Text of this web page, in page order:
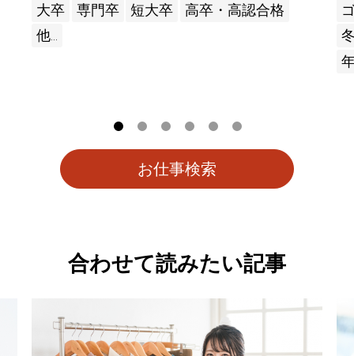
大卒
専門卒 短大卒
高卒・高認合格
他...
お仕事検索
合わせて読みたい記事